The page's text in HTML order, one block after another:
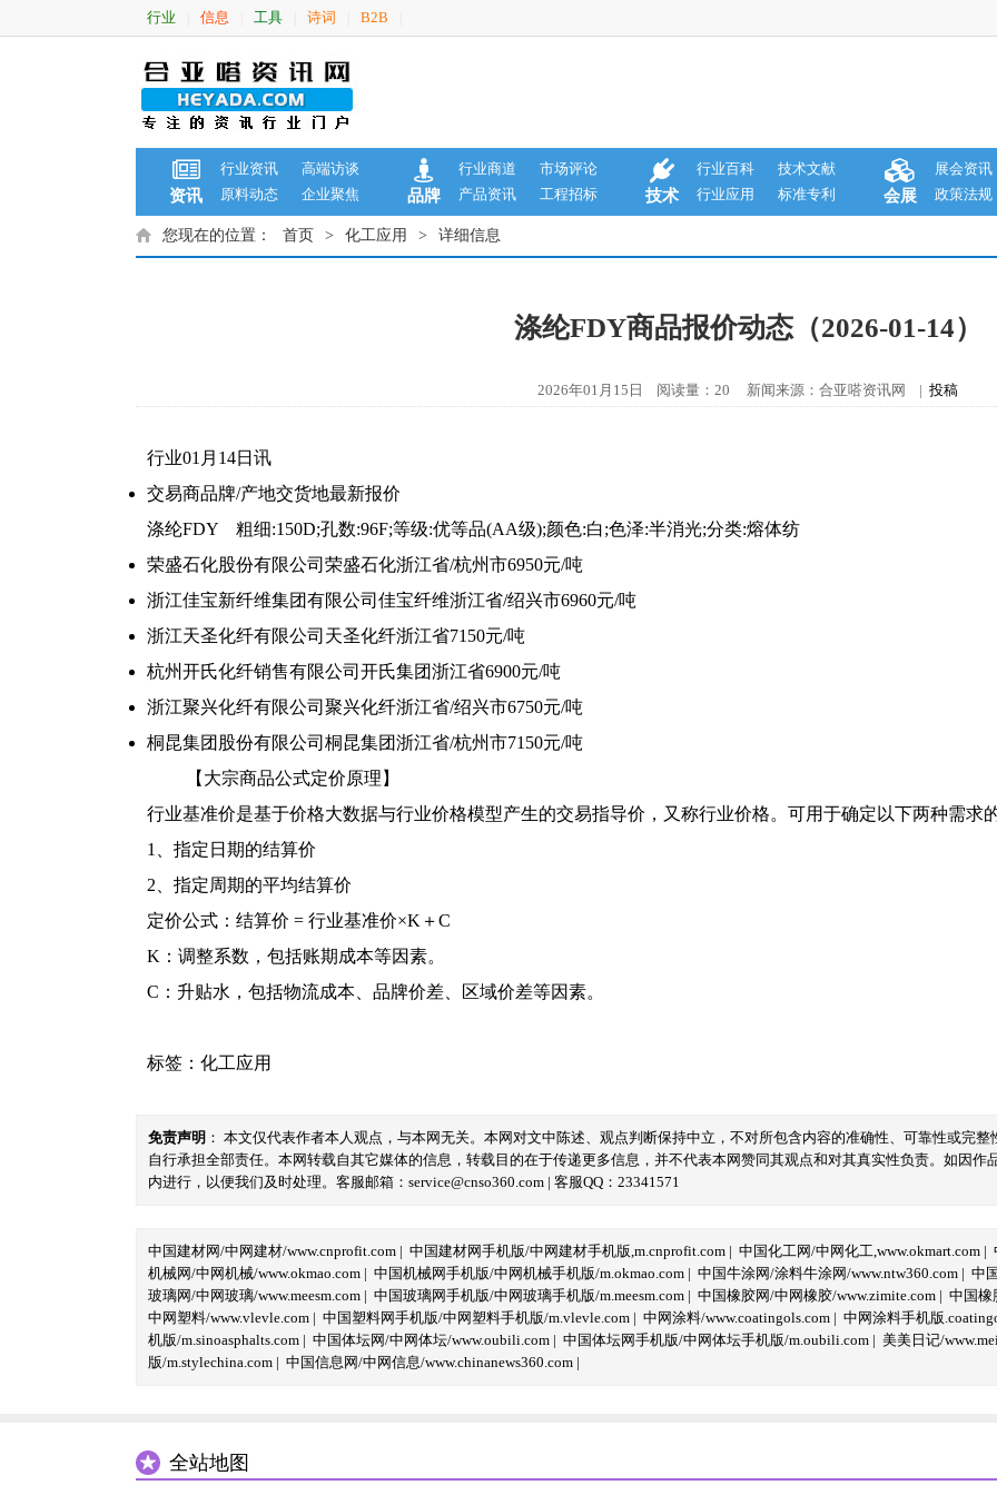
行业 信息 工具 诗词 B2B
资讯
行业资讯
高端访谈
原料动态
企业聚焦 品牌
行业商道
市场评论
产品资讯
工程招标 技术
行业百科
技术文献
行业应用
标准专利 会展
展会资讯
政策法规
您现在的位置： 首页 > 化工应用 > 详细信息
涤纶FDY商品报价动态（2026-01-14）
2026年01月15日 阅读量：20 新闻来源：合亚嗒资讯网 | 投稿
行业01月14日讯
交易商品牌/产地交货地最新报价
涤纶FDY 粗细:150D;孔数:96F;等级:优等品(AA级);颜色:白;色泽:半消光;分类:熔体纺
荣盛石化股份有限公司 荣盛石化浙江省/杭州市6950元/吨
浙江佳宝新纤维集团有限公司 佳宝纤维浙江省/绍兴市6960元/吨
浙江天圣化纤有限公司 天圣化纤浙江省7150元/吨
杭州开氏化纤销售有限公司 开氏集团浙江省6900元/吨
浙江聚兴化纤有限公司 聚兴化纤浙江省/绍兴市6750元/吨
桐昆集团股份有限公司 桐昆集团浙江省/杭州市7150元/吨
【大宗商品公式定价原理】
行业基准价是基于价格大数据与行业价格模型产生的交易指导价，又称行业价格。可用于确定以下两种需求
1、指定日期的结算价
2、指定周期的平均结算价
定价公式：结算价 = 行业基准价×K＋C
K：调整系数，包括账期成本等因素。
C：升贴水，包括物流成本、品牌价差、区域价差等因素。
标签： 化工应用
免责声明 ： 本文仅代表作者本人观点，与本网无关。本网对文中陈述、观点判断保持中立，不对所包含内容的准确性、可靠性或完
自行承担全部责任。本网转载自其它媒体的信息，转载目的在于传递更多信息，并不代表本网赞同其观点和对其真实性负责。如因作
内进行，以便我们及时处理。客服邮箱：service@cnso360.com | 客服QQ：23341571
中国建材网/中网建材/www.cnprofit.com | 中国建材网手机版/中网建材手机版,m.cnprofit.com | 中国化工网/中网化工,www.okmart.com |
机械网/中网机械/www.okmao.com | 中国机械网手机版/中网机械手机版/m.okmao.com | 中国牛涂网/涂料牛涂网/www.ntw360.com | 中
玻璃网/中网玻璃/www.meesm.com | 中国玻璃网手机版/中网玻璃手机版/m.meesm.com | 中国橡胶网/中网橡胶/www.zimite.com | 中国橡
中网塑料/www.vlevle.com | 中国塑料网手机版/中网塑料手机版/m.vlevle.com | 中网涂料/www.coatingols.com | 中网涂料手机版
机版/m.sinoasphalts.com | 中国体坛网/中网体坛/www.oubili.com | 中国体坛网手机版/中网体坛手机版/m.oubili.com | 美美日记/
版/m.stylechina.com | 中国信息网/中网信息/www.chinanews360.com |
全站地图